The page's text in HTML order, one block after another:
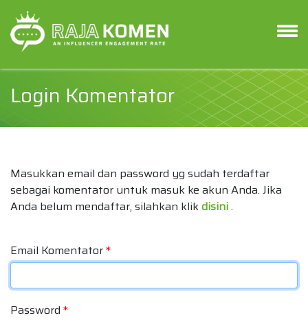
Login Komentator
Masukkan email dan password yg sudah terdaftar
sebagai komentator untuk masuk ke akun Anda. Jika
Anda belum mendaftar, silahkan klikdisini.
Email Komentator*
Password *